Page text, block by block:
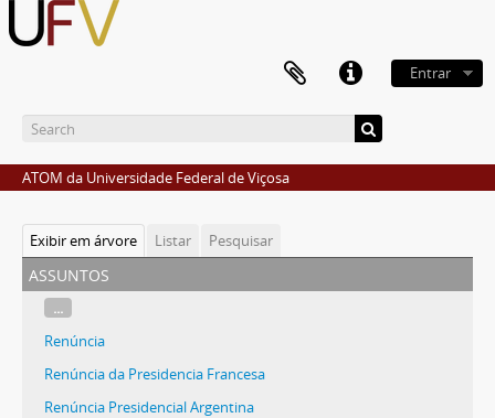
Entrar
ATOM da Universidade Federal de Viçosa
Exibir em árvore Listar Pesquisar
assuntos
...
Renúncia
Renúncia da Presidencia Francesa
Renúncia Presidencial Argentina